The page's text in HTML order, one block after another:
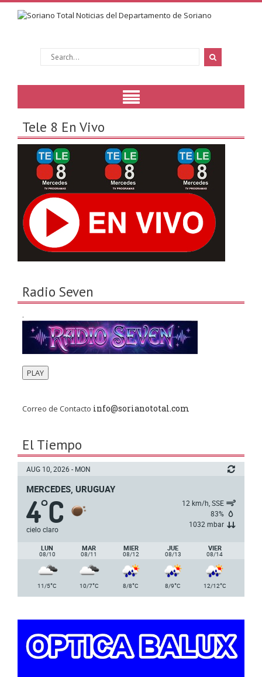
Tele 8 En Vivo
Radio Seven
.
PLAY
Correo de Contacto info@sorianototal.com
El Tiempo
AUG 10, 2026 - MON
MERCEDES, URUGUAY
4°C
cielo claro
12 km/h, SSE
83%
1032 mbar
LUN
08/10
MAR
08/11
MIER
08/12
JUE
08/13
VIER
08/14
11/5°C 10/7°C 8/8°C 8/9°C 12/12°C